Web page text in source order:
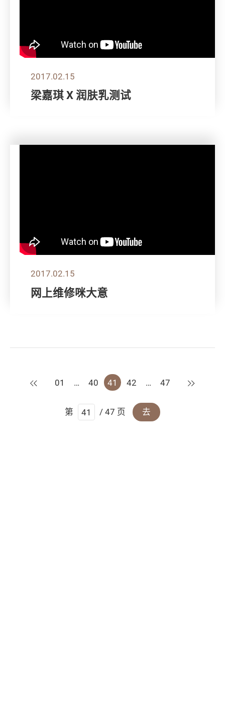
2017.02.15
梁嘉琪 X 润肤乳测试
2017.02.15
网上维修咪大意
上一页
01 … 40 41 42 … 47 下一页
第 / 47 页 去